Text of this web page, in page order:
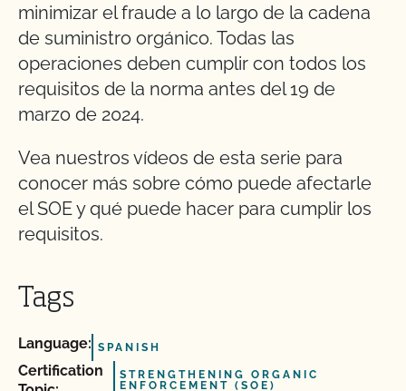
minimizar el fraude a lo largo de la cadena
de suministro orgánico. Todas las
operaciones deben cumplir con todos los
requisitos de la norma antes del 19 de
marzo de 2024.
Vea nuestros vídeos de esta serie para
conocer más sobre cómo puede afectarle
el SOE y qué puede hacer para cumplir los
requisitos.
Tags
Language: SPANISH
Certification
STRENGTHENING ORGANIC
ENFORCEMENT (SOE)